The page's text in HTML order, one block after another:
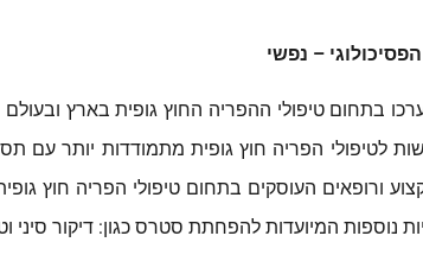
בתחום טיפולי ההפריה החוץ גופית בארץ
לטיפולי הפריה חוץ גופית מתמודדות יותר עם
נוספות המיועדות להפחתת סטרס כגון: דיקור סיני